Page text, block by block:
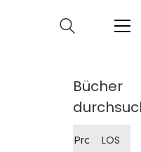
Bücher
nach:
LOS